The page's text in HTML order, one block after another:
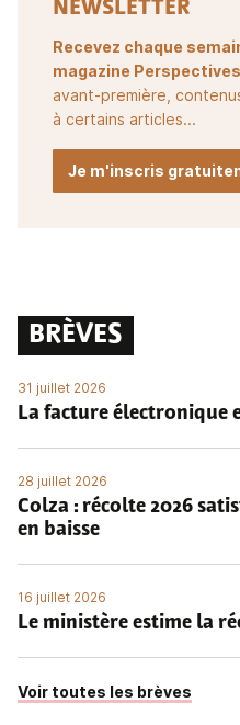
NEWSLETTER
Recevez chaque
magazine
avant-première,
à certains articles...
Je m'inscris
BRÈVES
31 juillet 2026
La facture électronique
28 juillet 2026
Colza : récolte 2026
en baisse
16 juillet 2026
Le ministère estime la
Voir toutes les brèves